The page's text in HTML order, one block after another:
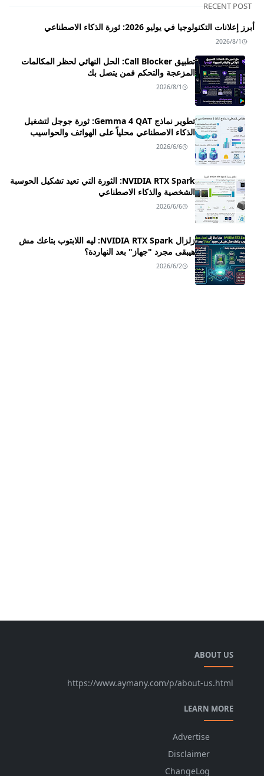
RECENT POST
أبرز إعلانات التكنولوجيا في يوليو 2026: ثورة الذكاء الاصطناعي
2026/8/1
تطبيق Call Blocker: الحل النهائي لحظر المكالمات
المزعجة والتحكم فمن يتصل بك
2026/8/1
تطوير نماذج Gemma 4 QAT: ثورة جوجل لتشغيل
الذكاء الاصطناعي محلياً على الهواتف والحواسيب
2026/6/6
NVIDIA RTX Spark: الثورة التي تعيد تشكيل الحوسبة
الشخصية والذكاء الاصطناعي
2026/6/6
زلزال NVIDIA RTX Spark: ليه اللابتوب بتاعك مش
هيبقى مجرد "جهاز" بعد النهاردة؟
2026/6/2
ABOUT US
https://www.aymany.com/p/about-us.html
LEARN MORE
Advertise
Disclaimer
ChangeLog